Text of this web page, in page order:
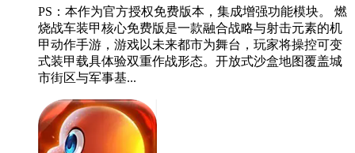
PS：本作为官方授权免费版本，集成增强功能模块。 燃
烧战车装甲核心免费版是一款融合战略与射击元素的机
甲动作手游，游戏以未来都市为舞台，玩家将操控可变
式装甲载具体验双重作战形态。开放式沙盒地图覆盖城
市街区与军事基...